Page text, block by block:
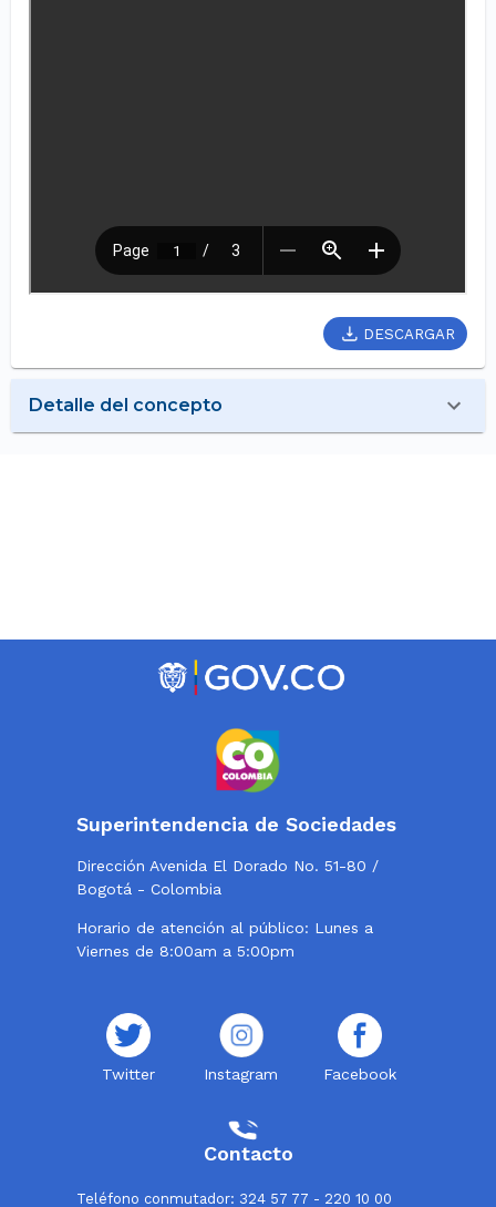
DESCARGAR
Detalle del concepto
Superintendencia de Sociedades
Dirección Avenida El Dorado No. 51-80 /
Bogotá - Colombia
Horario de atención al público: Lunes a
Viernes de 8:00am a 5:00pm
Twitter Instagram Facebook
Contacto
Teléfono conmutador: 324 57 77 - 220 10 00